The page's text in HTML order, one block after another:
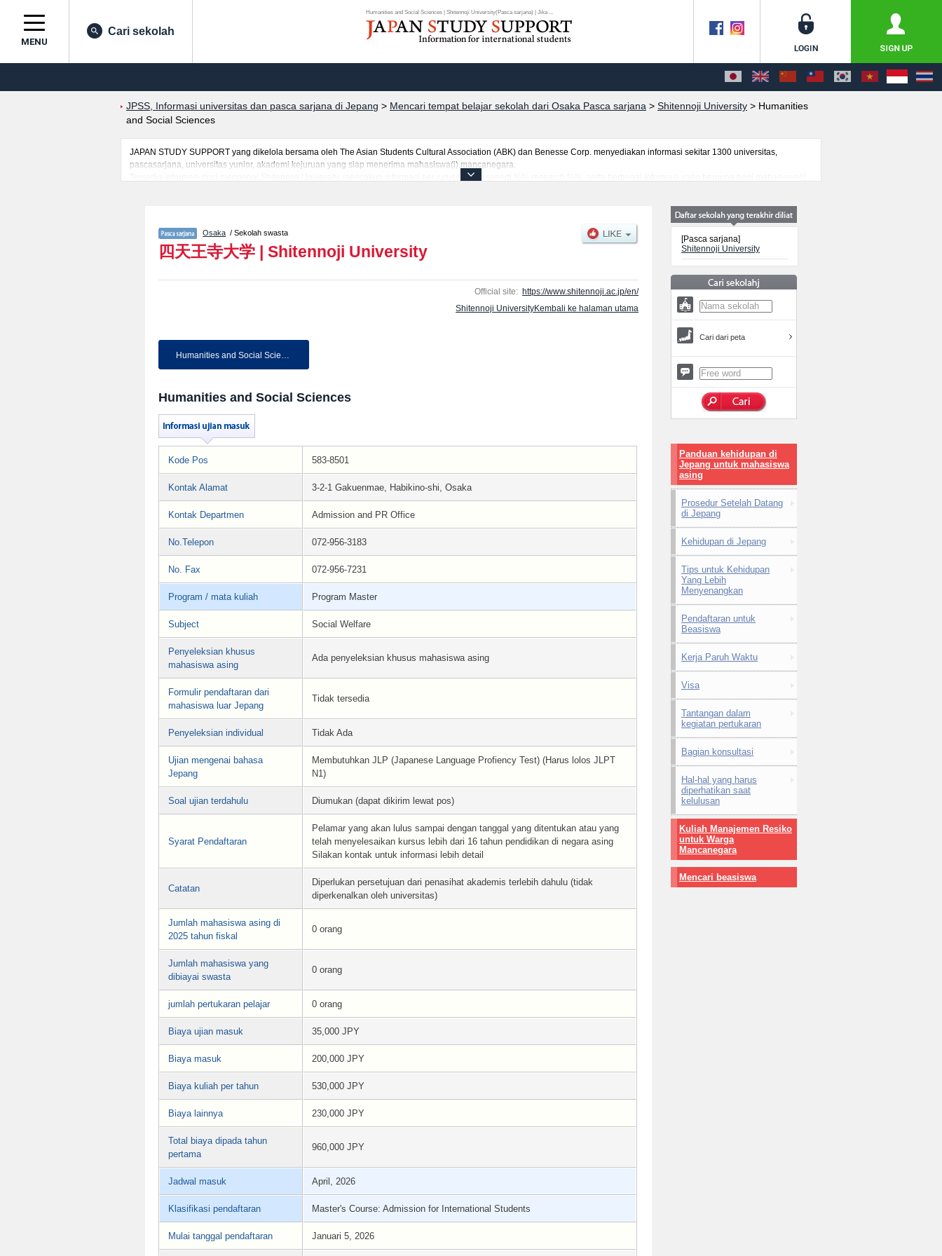
Humanities and Social Sciences | Shitennoji University(Pasca sarjana) | Jika ...
MENU
Cari sekolah
JPSS, Informasi universitas dan pasca sarjana di Jepang > Mencari tempat belajar sekolah dari Osaka Pasca sarjana > Shitennoji University > Humanities
and Social Sciences
JAPAN STUDY SUPPORT yang dikelola bersama oleh The Asian Students Cultural Association (ABK) dan Benesse Corp. menyediakan informasi sekitar 1300 universitas,
pascasarjana, universitas yunior, akademi kejuruan yang siap menerima mahasiswa(i) mancanegara.
Tersedia informasi rinci mengenai Shitennoji University, mencakup informasi per jurusan riset seperti %% research %%, serta berbagai informasi yang berguna bagi mahasiswa(i)
Osaka / Sekolah swasta
四天王寺大学 | Shitennoji University
Official site: https://www.shitennoji.ac.jp/en/
Shitennoji UniversityKembali ke halaman utama
Humanities and Social Sciences
Humanities and Social Sciences
Kode Pos 583-8501
Kontak Alamat 3-2-1 Gakuenmae, Habikino-shi, Osaka
Kontak Departmen Admission and PR Office
No.Telepon 072-956-3183
No. Fax 072-956-7231
Program / mata kuliah Program Master
Subject Social Welfare
Penyeleksian khusus
mahasiswa asing
Ada penyeleksian khusus mahasiswa asing
Formulir pendaftaran dari
mahasiswa luar Jepang
Tidak tersedia
Penyeleksian individual Tidak Ada
Ujian mengenai bahasa
Jepang
Membutuhkan JLP (Japanese Language Profiency Test) (Harus lolos JLPT
N1)
Soal ujian terdahulu Diumukan (dapat dikirim lewat pos)
Syarat Pendaftaran
Pelamar yang akan lulus sampai dengan tanggal yang ditentukan atau yang
telah menyelesaikan kursus lebih dari 16 tahun pendidikan di negara asing
Silakan kontak untuk informasi lebih detail
Catatan
Diperlukan persetujuan dari penasihat akademis terlebih dahulu (tidak
diperkenalkan oleh universitas)
Jumlah mahasiswa asing di
2025 tahun fiskal
0 orang
Jumlah mahasiswa yang
dibiayai swasta
0 orang
jumlah pertukaran pelajar 0 orang
Biaya ujian masuk 35,000 JPY
Biaya masuk 200,000 JPY
Biaya kuliah per tahun 530,000 JPY
Biaya lainnya 230,000 JPY
Total biaya dipada tahun
pertama
960,000 JPY
Jadwal masuk April, 2026
Klasifikasi pendaftaran Master's Course: Admission for International Students
Mulai tanggal pendaftaran Januari 5, 2026
[Pasca sarjana]
Shitennoji University
Cari dari peta
Panduan kehidupan di
Jepang untuk mahasiswa
asing
Prosedur Setelah Datang
di Jepang
Kehidupan di Jepang
Tips untuk Kehidupan
Yang Lebih
Menyenangkan
Pendaftaran untuk
Beasiswa
Kerja Paruh Waktu
Visa
Tantangan dalam
kegiatan pertukaran
Bagian konsultasi
Hal-hal yang harus
diperhatikan saat
kelulusan
Kuliah Manajemen Resiko
untuk Warga
Mancanegara
Mencari beasiswa